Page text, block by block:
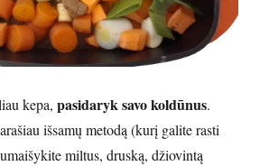
kepa,pasidaryk savo koldūnus.
išsamų metodą (kurį galite rasti
miltus, druską, džiovintą